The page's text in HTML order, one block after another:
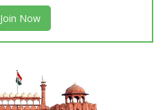
Join Now